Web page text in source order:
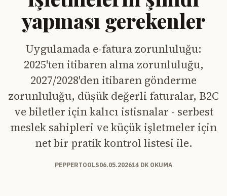
yapması gerekenler
Uygulamada e-fatura zorunluluğu:
2025'ten itibaren alma zorunluluğu,
2027/2028'den itibaren gönderme
zorunluluğu, düşük değerli faturalar, B2C
ve biletler için kalıcı istisnalar - serbest
meslek sahipleri ve küçük işletmeler için
net bir pratik kontrol listesi ile.
PEPPERTOOLS06.05.202614 DK OKUMA